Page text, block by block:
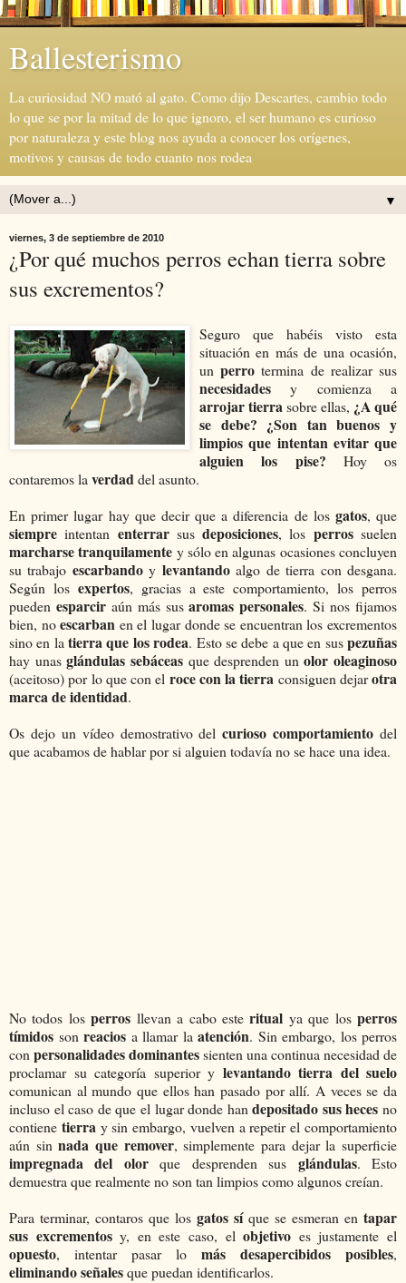
Ballesterismo
La curiosidad NO mató al gato. Como dijo Descartes, cambio todo
lo que se por la mitad de lo que ignoro, el ser humano es curioso
por naturaleza y este blog nos ayuda a conocer los orígenes,
motivos y causas de todo cuanto nos rodea
▼
viernes, 3 de septiembre de 2010
¿Por qué muchos perros echan tierra sobre
sus excrementos?
Seguro que habéis visto esta
situación en más de una ocasión,
unperrotermina de realizar sus
necesidadesy comienza a
arrojar tierrasobre ellas, ¿A qué
se debe? ¿Son tan buenos y
limpios que intentan evitar que
alguien los pise? Hoy os
contaremos la verdaddel asunto.
En primer lugar hay que decir que a diferencia de los gatos, que
siempreintentan enterrar susdeposiciones, los perrossuelen
marcharse tranquilamente y sólo en algunas ocasiones concluyen
su trabajo escarbandoy levantandoalgo de tierra con desgana.
Según los expertos, gracias a este comportamiento, los perros
pueden esparcir aún más susaromas personales. Si nos fijamos
bien, noescarban en el lugar donde se encuentran los excrementos
sino en latierra que los rodea. Esto se debe a que en suspezuñas
hay unasglándulas sebáceasque desprenden unolor oleaginoso
(aceitoso) por lo que con el roce con la tierra consiguen dejarotra
marca de identidad.
Os dejo un vídeo demostrativo delcurioso comportamiento del
que acabamos de hablar por si alguien todavía no se hace una idea.
No todos losperros llevan a cabo esteritual ya que losperros
tímidos son reacios a llamar la atención. Sin embargo, los perros
con personalidades dominantessienten una continua necesidad de
proclamar su categoría superior y levantando tierra del suelo
comunican al mundo que ellos han pasado por allí. A veces se da
incluso el caso de que el lugar donde handepositado sus heces no
contiene tierra y sin embargo, vuelven a repetir el comportamiento
aún sinnada que remover, simplemente para dejar la superficie
impregnada del olorque desprenden sus glándulas. Esto
demuestra que realmente no son tan limpios como algunos creían.
Para terminar, contaros que los gatos sí que se esmeran en tapar
sus excrementosy, en este caso, elobjetivo es justamente el
opuesto, intentar pasar lo más desapercibidos posibles,
eliminando señalesque puedan identificarlos.